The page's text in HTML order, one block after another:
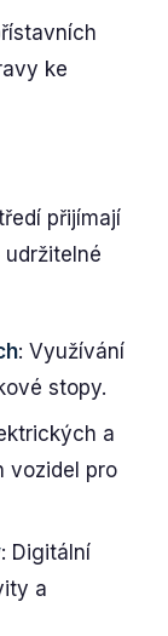
ke
přijímají
: Využívání
stopy.
a
vozidel pro
: Digitální
a